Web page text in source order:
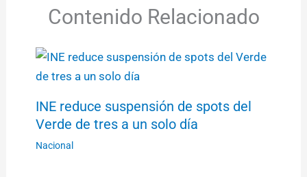
Contenido Relacionado
INE reduce suspensión de spots del
Verde de tres a un solo día
Nacional